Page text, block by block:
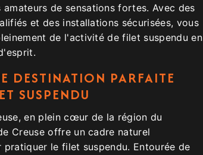
amateurs de sensations fortes. Avec des
et des installations sécurisées, vous
de l'activité de filet suspendu en
DESTINATION PARFAITE
SUSPENDU
en plein cœur de la région du
Creuse offre un cadre naturel
le filet suspendu. Entourée de